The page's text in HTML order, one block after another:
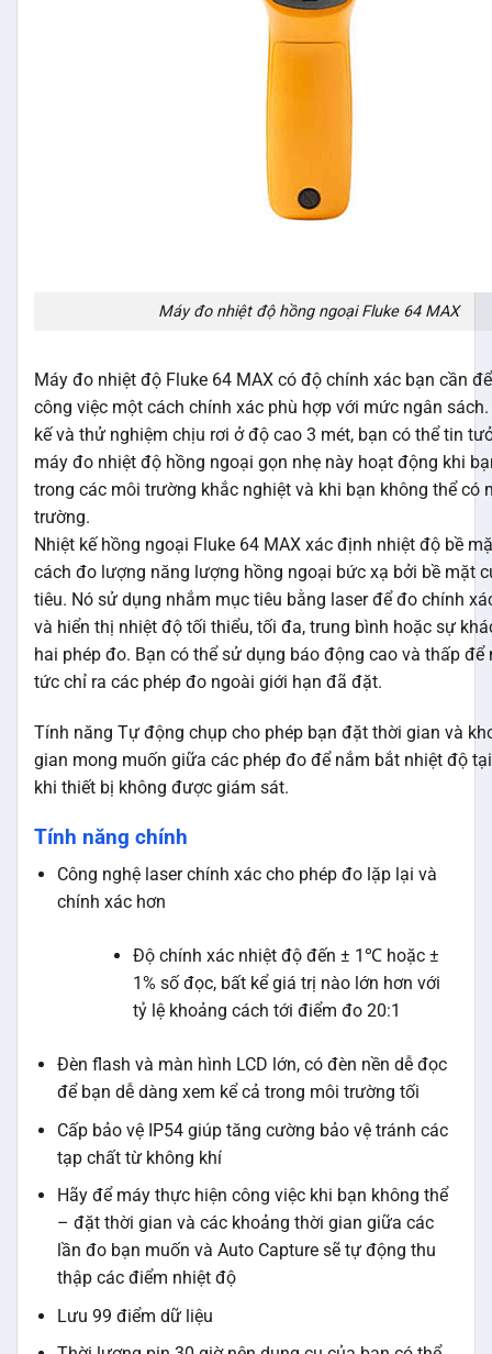
Máy đo nhiệt độ hồng ngoại Fluke 64 MAX
Máy đo nhiệt độ Fluke 64 MAX có độ chính xác bạn cần
công việc một cách chính xác phù hợp với mức ngân
kế và thử nghiệm chịu rơi ở độ cao 3 mét, bạn có thể tin
máy đo nhiệt độ hồng ngoại gọn nhẹ này hoạt động khi
trong các môi trường khắc nghiệt và khi bạn không thể có
trường.
Nhiệt kế hồng ngoại Fluke 64 MAX xác định nhiệt độ bề
cách đo lượng năng lượng hồng ngoại bức xạ bởi bề mặt
tiêu. Nó sử dụng nhắm mục tiêu bằng laser để đo chính
và hiển thị nhiệt độ tối thiểu, tối đa, trung bình hoặc sự
hai phép đo. Bạn có thể sử dụng báo động cao và thấp để
tức chỉ ra các phép đo ngoài giới hạn đã đặt.
Tính năng Tự động chụp cho phép bạn đặt thời gian và
gian mong muốn giữa các phép đo để nắm bắt nhiệt độ
khi thiết bị không được giám sát.
Tính năng chính
Công nghệ laser chính xác cho phép đo lặp lại và
chính xác hơn
Độ chính xác nhiệt độ đến ± 1℃ hoặc ±
1% số đọc, bất kể giá trị nào lớn hơn với
tỷ lệ khoảng cách tới điểm đo 20:1
Đèn flash và màn hình LCD lớn, có đèn nền dễ đọc
để bạn dễ dàng xem kể cả trong môi trường tối
Cấp bảo vệ IP54 giúp tăng cường bảo vệ tránh các
tạp chất từ không khí
Hãy để máy thực hiện công việc khi bạn không thể
– đặt thời gian và các khoảng thời gian giữa các
lần đo bạn muốn và Auto Capture sẽ tự động thu
thập các điểm nhiệt độ
Lưu 99 điểm dữ liệu